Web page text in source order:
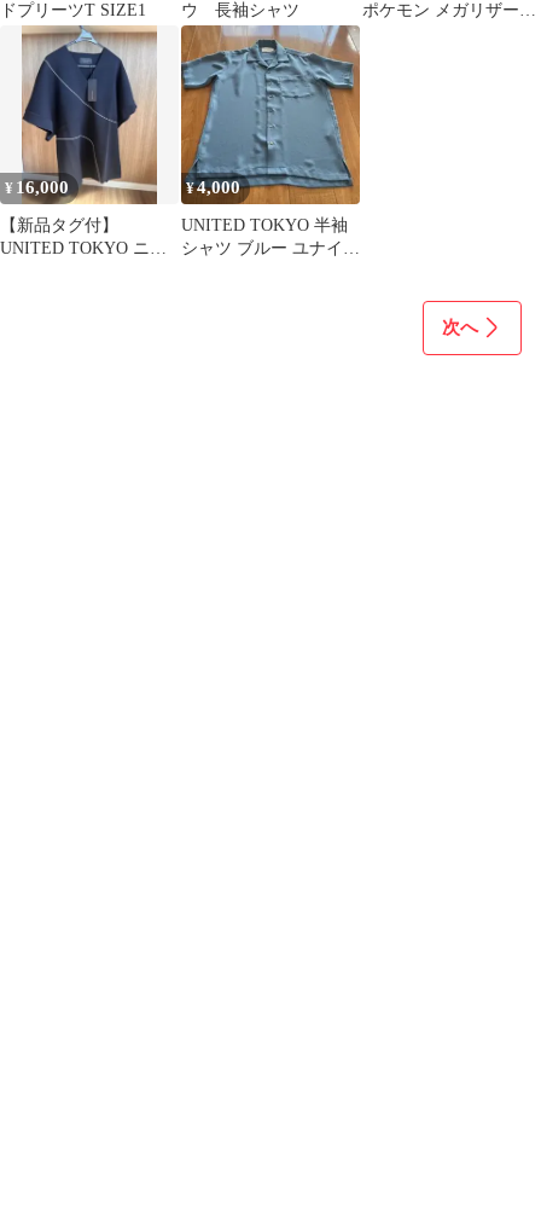
ドプリーツT SIZE1
ウ 長袖シャツ
ポケモン メガリザード
¥ 16,000
【新品タグ付】
UNITED TOKYO ニッ
¥4,000
UNITED TOKYO 半袖
シャツ ブルー ユナイテ
次へ